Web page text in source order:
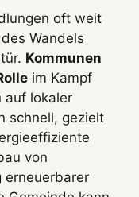
oft weit
Wandels
Kommunen
im Kampf
auf lokaler
schnell, gezielt
von
erneuerbarer